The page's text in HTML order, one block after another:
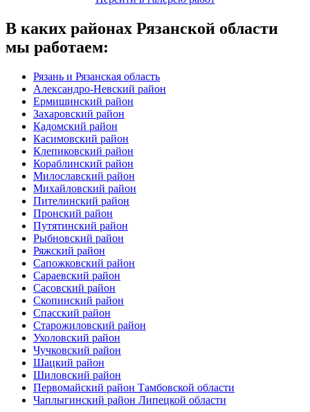
В каких районах Рязанской области
мы работаем:
Рязань и Рязанская область
Александро-Невский район
Ермишинский район
Захаровский район
Кадомский район
Касимовский район
Клепиковский район
Кораблинский район
Милославский район
Михайловский район
Пителинский район
Пронский район
Путятинский район
Рыбновский район
Ряжский район
Сапожковский район
Сараевский район
Сасовский район
Скопинский район
Спасский район
Старожиловский район
Ухоловский район
Чучковский район
Шацкий район
Шиловский район
Первомайский район Тамбовской области
Чаплыгинский район Липецкой области